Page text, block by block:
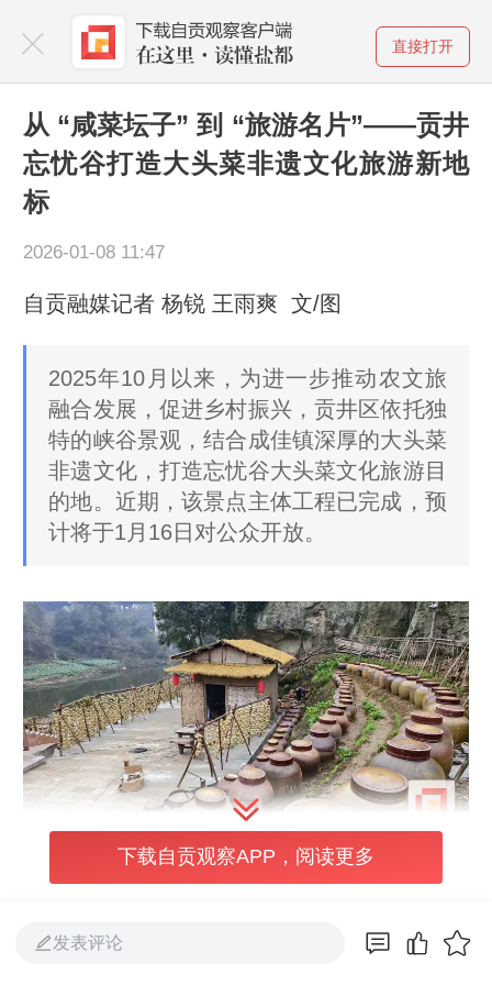
直接打开
从 “咸菜坛子” 到 “旅游名片”——贡井
忘忧谷打造大头菜非遗文化旅游新地
标
2026-01-08 11:47
自贡融媒记者 杨锐 王雨爽 文/图
2025年10月以来，为进一步推动农文旅
融合发展，促进乡村振兴，贡井区依托独
特的峡谷景观，结合成佳镇深厚的大头菜
非遗文化，打造忘忧谷大头菜文化旅游目
的地。近期，该景点主体工程已完成，预
计将于1月16日对公众开放。
间，这里不仅兼具峡谷幽深、溪泉潺潺的自然
下载自贡观察APP，阅读更多
发表评论